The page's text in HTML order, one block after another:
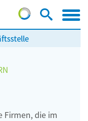
Firmen, die im